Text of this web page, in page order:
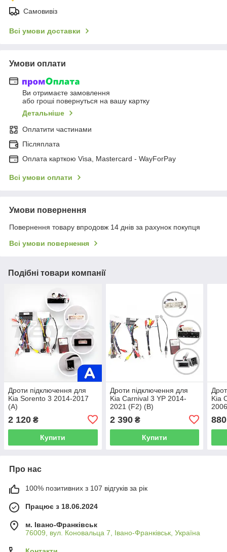
Самовивіз
Всі умови доставки
Умови оплати
Ви отримаєте замовлення
або гроші повернуться на вашу картку
Детальніше
Оплатити частинами
Післяплата
Оплата карткою Visa, Mastercard - WayForPay
Всі умови оплати
Умови повернення
Повернення товару впродовж 14 днів за рахунок покупця
Всі умови повернення
Подібні товари компанії
Дроти підключення для
Kia Sorento 3 2014-2017
(A)
2 120 ₴
Купити
Дроти підключення для
Kia Carnival 3 YP 2014-
2021 (F2) (B)
2 390₴
Купити
Kia
880
Про нас
100% позитивних з 107 відгуків за рік
Працює з 18.06.2024
м. Івано-Франківськ
76009, вул. Коновальца 7, Івано-Франківськ, Україна